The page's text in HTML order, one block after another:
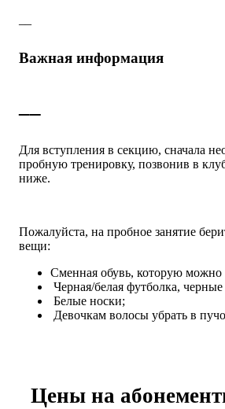
Важная информация
Для вступления в секцию, сначала
пробную тренировку, позвонив в
ниже.
Пожалуйста, на пробное занятие
вещи:
Сменная обувь, которую можно
Черная/белая футболка,
Белые носки;
Девочкам волосы убрать в
Цены на